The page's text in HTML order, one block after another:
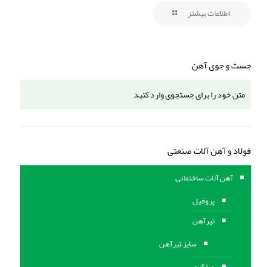
اطلاعات بیشتر
جست و جوی آهن
فولاد و آهن آلات صنعتی
آهن آلات ساختمانی
پروفیل
تیرآهن
سایز تیرآهن